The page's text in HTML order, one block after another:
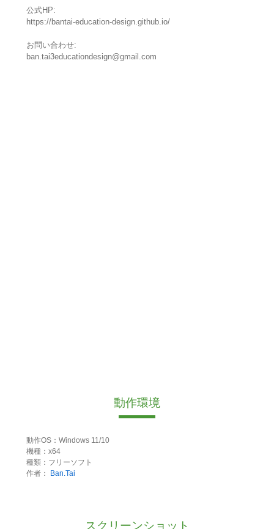
公式HP:
https://bantai-education-design.github.io/
お問い合わせ:
ban.tai3educationdesign@gmail.com
動作環境
動作OS：Windows 11/10
機種：x64
種類：フリーソフト
作者：
Ban.Tai
スクリーンショット